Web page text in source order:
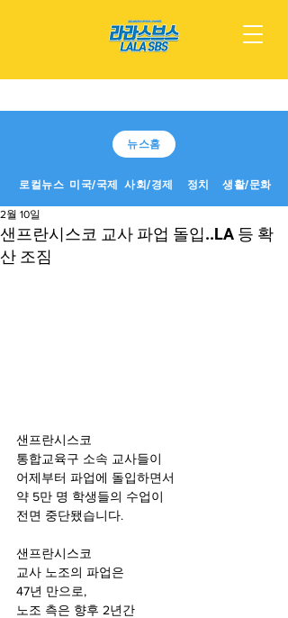
뉴스홈
로컬뉴스 미국/국제 사회/경제 정치 생활/문화
샌프란시스코 교사 파업 돌입..LA 등 확
산 조짐
2월 10일
샌프란시스코
통합교육구 소속 교사들이
어제부터 파업에 돌입하면서
약 5만 명 학생들의 수업이
전면 중단됐습니다.
샌프란시스코
교사 노조의 파업은
47년 만으로,
노조 측은 향후 2년간